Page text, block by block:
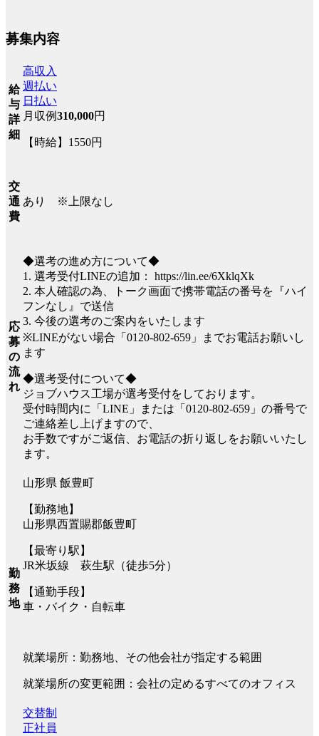
募集内容
給
与
詳
細
高収入
週払い
日払い
月収例310,000円
【時給】1550円
交
通
費
あり ※上限なし
応
募
の
流
れ
◆選考の進め方について◆
1. 選考受付LINEの追加： https://lin.ee/6XklqXk
2. 本人確認の為、トーク画面で携帯電話の番号を『ハイ
フンなし』で送信
3. 今後の選考のご案内をいたします
※LINEがない場合「0120-802-659」までお電話お願いし
ます
◆選考受付について◆
ジョブハウス工場が選考受付をしております。
受付時間内に「LINE」または「0120-802-659」の番号で
ご連絡差し上げますので、
お手数ですがご返信、お電話の折り返しをお願いいたし
ます。
勤
務
地
山形県 飯豊町
【勤務地】
山形県西置賜郡飯豊町
【最寄り駅】
JR米坂線 萩生駅（徒歩5分）
【通勤手段】
車・バイク・自転車
就業場所：勤務地、その他会社が指定する範囲
就業場所の変更範囲：会社の定めるすべてのオフィス
交替制
正社員